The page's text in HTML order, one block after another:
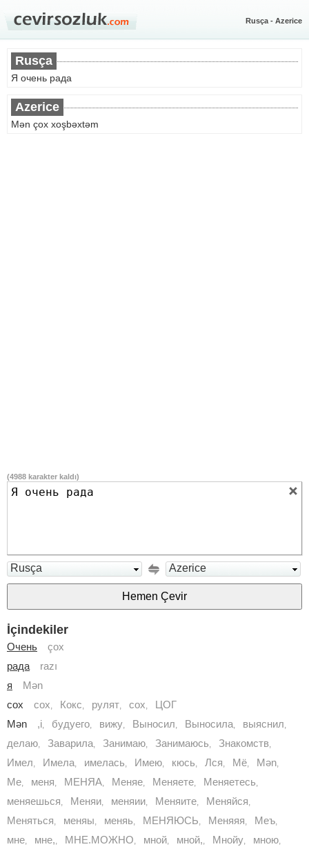
Rusça - Azerice
Rusça
Я очень рада
Azerice
Mən çox xoşbəxtəm
(4988 karakter kaldı)
Rusça Azerice
İçindekiler
Очень
çox
рада
razı
я
Mən
cox
cоx, Кокс, рулят, сох, ЦОГ
Mən
,i, будуего, вижу, Выносил, Выносила, выяснил,
делаю, Заварила, Занимаю, Занимаюсь, Знакомств,
Имел, Имела, имелась, Имею, кюсь, Лся, Мë, Мən,
Ме, меня, МЕНЯА, Меняе, Меняете, Меняетесь,
меняешься, Меняи, меняии, Меняите, Меняйся,
Меняться, меняы, меняь, МЕНЯЮСЬ, Меняяя, Меъ,
мне, мне,, МНЕ.МОЖНО, мной, мной,, Мнойу, мною,